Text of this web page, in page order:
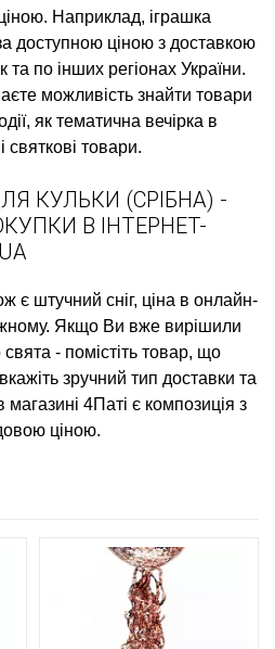
Наприклад, іграшка
доступною ціною з доставкою
по інших регіонах України.
можливість знайти товари
як тематична вечірка в
святкові товари.
КУЛЬКИ (СРІБНА) -
В ІНТЕРНЕТ-
є штучний сніг, ціна в онлайн-
Якщо Ви вже вирішили
свята - помістіть товар, що
зручний тип доставки та
4Паті є композиція з
ціною.